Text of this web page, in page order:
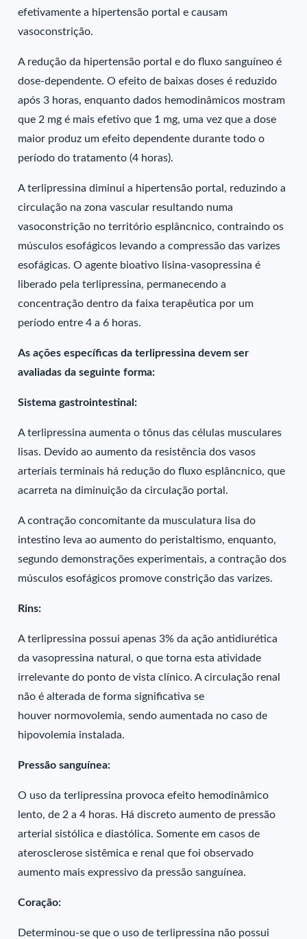
efetivamente a hipertensão portal e causam
vasoconstrição.
A redução da hipertensão portal e do fluxo sanguíneo é
dose-dependente. O efeito de baixas doses é reduzido
após 3 horas, enquanto dados hemodinâmicos mostram
que 2 mg é mais efetivo que 1 mg, uma vez que a dose
maior produz um efeito dependente durante todo o
período do tratamento (4 horas).
A terlipressina diminui a hipertensão portal, reduzindo a
circulação na zona vascular resultando numa
vasoconstrição no território esplâncnico, contraindo os
músculos esofágicos levando a compressão das varizes
esofágicas. O agente bioativo lisina-vasopressina é
liberado pela terlipressina, permanecendo a
concentração dentro da faixa terapêutica por um
período entre 4 a 6 horas.
As ações específicas da terlipressina devem ser
avaliadas da seguinte forma:
Sistema gastrointestinal:
A terlipressina aumenta o tônus das células musculares
lisas. Devido ao aumento da resistência dos vasos
arteriais terminais há redução do fluxo esplâncnico, que
acarreta na diminuição da circulação portal.
A contração concomitante da musculatura lisa do
intestino leva ao aumento do peristaltismo, enquanto,
segundo demonstrações experimentais, a contração dos
músculos esofágicos promove constrição das varizes.
Rins:
A terlipressina possui apenas 3% da ação antidiurética
da vasopressina natural, o que torna esta atividade
irrelevante do ponto de vista clínico. A circulação renal
não é alterada de forma significativa se
houver normovolemia, sendo aumentada no caso de
hipovolemia instalada.
Pressão sanguínea:
O uso da terlipressina provoca efeito hemodinâmico
lento, de 2 a 4 horas. Há discreto aumento de pressão
arterial sistólica e diastólica. Somente em casos de
aterosclerose sistêmica e renal que foi observado
aumento mais expressivo da pressão sanguínea.
Coração:
Determinou-se que o uso de terlipressina não possui